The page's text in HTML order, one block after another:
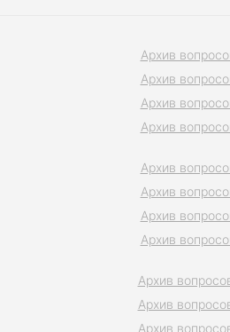
Архив
Архив
Архив
Архив
Архив
Архив
Архив
Архив
Архив
Архив
Архив